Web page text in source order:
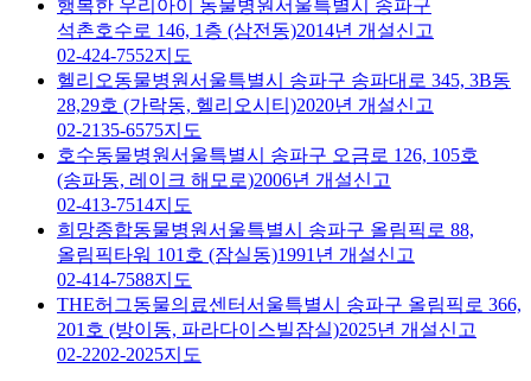
행복한 우리아이 동물병원서울특별시 송파구
석촌호수로 146, 1층 (삼전동)2014년 개설신고
02-424-7552지도
헬리오동물병원서울특별시 송파구 송파대로 345, 3B동
28,29호 (가락동, 헬리오시티)2020년 개설신고
02-2135-6575지도
호수동물병원서울특별시 송파구 오금로 126, 105호
(송파동, 레이크 해모로)2006년 개설신고
02-413-7514지도
희망종합동물병원서울특별시 송파구 올림픽로 88,
올림픽타워 101호 (잠실동)1991년 개설신고
02-414-7588지도
THE허그동물의료센터서울특별시 송파구 올림픽로 366,
201호 (방이동, 파라다이스빌잠실)2025년 개설신고
02-2202-2025지도